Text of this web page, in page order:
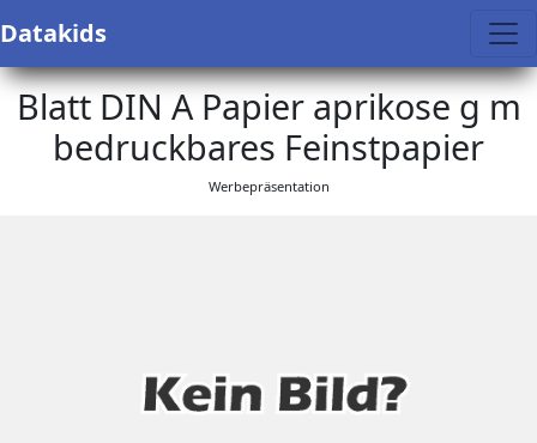
Datakids
Blatt DIN A Papier aprikose g m
bedruckbares Feinstpapier
Werbepräsentation